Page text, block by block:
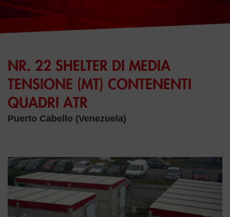
NR. 22 SHELTER DI MEDIA
TENSIONE (MT) CONTENENTI
QUADRI ATR
Puerto Cabello (Venezuela)